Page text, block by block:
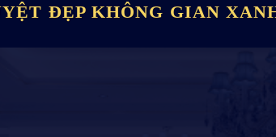
ĐẸP KHÔNG GIAN